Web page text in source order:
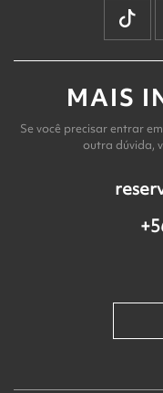
MAIS
Se você precisar entrar
outra dúvida,